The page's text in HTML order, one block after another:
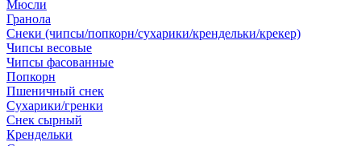
Мюсли
Гранола
Снеки (чипсы/попкорн/сухарики/крендельки/крекер)
Чипсы весовые
Чипсы фасованные
Попкорн
Пшеничный снек
Сухарики/гренки
Снек сырный
Крендельки